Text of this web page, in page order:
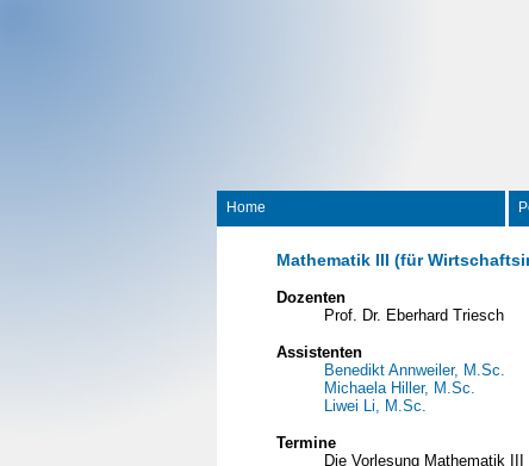
Home
Mathematik III (für
Dozenten
Prof. Dr. Eberhard Triesch
Assistenten
Benedikt Annweiler, M.Sc.
Michaela Hiller, M.Sc.
Liwei Li, M.Sc.
Termine
Die Vorlesung Mathematik